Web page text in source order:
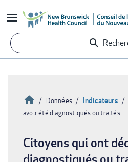
au
contenu
principal
d'Ariane
Accueil
Données Indicateurs
avoir été diagnostiqués ou traités…
Citoyens qui ont
diagnostiqués ou